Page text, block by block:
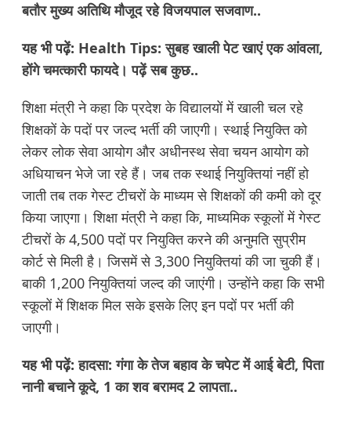
बतौर मुख्य अतिथि मौजूद रहे विजयपाल सजवाण..
यह भी पढ़ें: Health Tips: सुबह खाली पेट खाएं एक आंवला,
होंगे चमत्कारी फायदे। पढ़ें सब कुछ..
शिक्षा मंत्री ने कहा कि प्रदेश के विद्यालयों में खाली चल रहे
शिक्षकों के पदों पर जल्द भर्ती की जाएगी। स्थाई नियुक्ति को
लेकर लोक सेवा आयोग और अधीनस्थ सेवा चयन आयोग को
अधियाचन भेजे जा रहे हैं। जब तक स्थाई नियुक्तियां नहीं हो
जाती तब तक गेस्ट टीचरों के माध्यम से शिक्षकों की कमी को दूर
किया जाएगा। शिक्षा मंत्री ने कहा कि, माध्यमिक स्कूलों में गेस्ट
टीचरों के 4,500 पदों पर नियुक्ति करने की अनुमति सुप्रीम
कोर्ट से मिली है। जिसमें से 3,300 नियुक्तियां की जा चुकी हैं।
बाकी 1,200 नियुक्तियां जल्द की जाएंगी। उन्होंने कहा कि सभी
स्कूलों में शिक्षक मिल सके इसके लिए इन पदों पर भर्ती की
जाएगी।
यह भी पढ़ें: हादसा: गंगा के तेज बहाव के चपेट में आई बेटी, पिता
नानी बचाने कूदे, 1 का शव बरामद 2 लापता..